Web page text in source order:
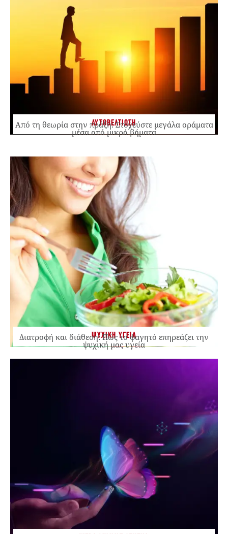
ΑΥΤΟΒΕΛΤΙΩΣΗ
Από τη θεωρία στην πράξη: Στοχεύστε μεγάλα οράματα
μέσα από μικρά βήματα
ΨΥΧΙΚΗ ΥΓΕΙΑ
Διατροφή και διάθεση: Πώς το φαγητό επηρεάζει την
ψυχική μας υγεία